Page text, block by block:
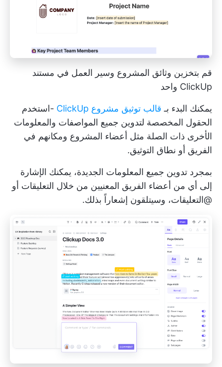
قم بتخزين وثائق المشروع وسير العمل في مستند
ClickUp واحد
يمكنك البدء بـ قالب توثيق مشروع ClickUp
-استخدم
الحقول المخصصة لتدوين جميع المواصفات والمعلومات
الأخرى ذات الصلة مثل أعضاء المشروع ومكانهم في
الفريق أو نطاق التوثيق.
بمجرد تدوين جميع المعلومات الجديدة، يمكنك الإشارة
إلى أي من أعضاء الفريق المعنيين من خلال التعليقات أو
@التعليقات، وسيتلقون إشعاراً بذلك.